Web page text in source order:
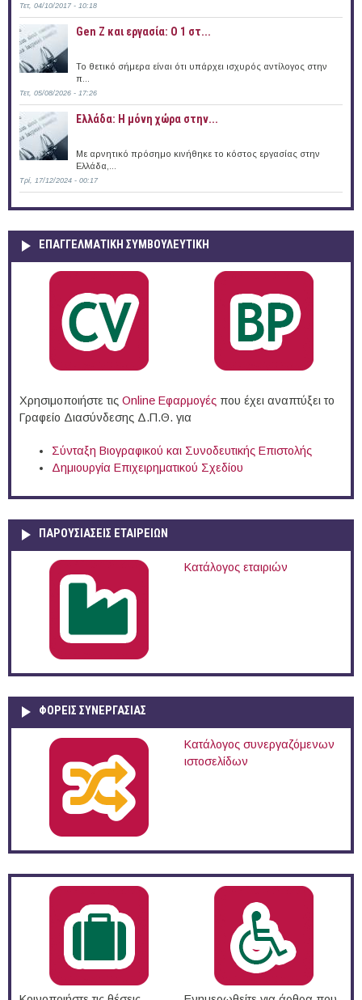
Τετ, 04/10/2017 - 10:18
Gen Z και εργασία: Ο 1 στ...
Το θετικό σήμερα είναι ότι υπάρχει ισχυρός αντίλογος στην
π...
Τετ, 05/08/2026 - 17:26
Ελλάδα: Η μόνη χώρα στην...
Με αρνητικό πρόσημο κινήθηκε το κόστος εργασίας στην
Ελλάδα,...
Τρί, 17/12/2024 - 00:17
ΕΠΑΓΓΕΛΜΑΤΙΚΉ ΣΥΜΒΟΥΛΕΥΤΙΚΉ
Χρησιμοποιήστε τις Online Eφαρμογές που έχει αναπτύξει το
Γραφείο Διασύνδεσης Δ.Π.Θ. για
Σύνταξη Βιογραφικού και Συνοδευτικής Επιστολής
Δημιουργία Επιχειρηματικού Σχεδίου
ΠΑΡΟΥΣΙΆΣΕΙΣ ΕΤΑΙΡΕΙΏΝ
Κατάλογος εταιριών
ΦΟΡΕΙΣ ΣΥΝΕΡΓΑΣΙΑΣ
Κατάλογος συνεργαζόμενων
ιστοσελίδων